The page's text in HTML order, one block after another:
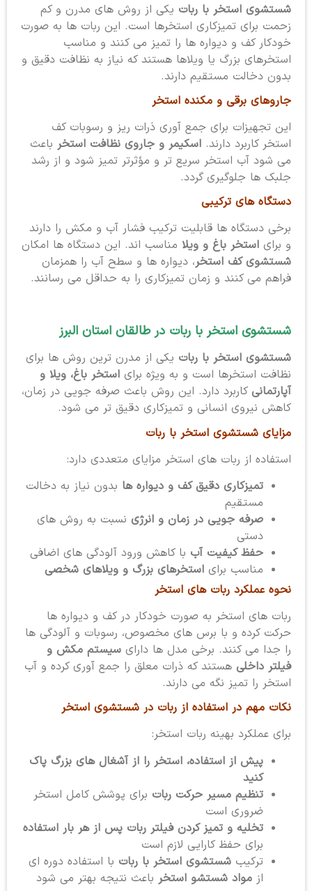
شستشوی استخر با رباتیکی از روش های مدرن و کم
زحمت برای تمیزکاری استخرها است. این ربات ها به صورت
خودکار کف و دیواره ها را تمیز می کنند و مناسب
استخرهای بزرگ یا ویلاها هستند که نیاز به نظافت دقیق و
بدون دخالت مستقیم دارند.
جاروهای برقی و مکنده استخر
این تجهیزات برای جمع آوری ذرات ریز و رسوبات کف
استخر کاربرد دارند. اسکیمر و جاروی نظافت استخرباعث
می شود آب استخر سریع تر و مؤثرتر تمیز شود و از رشد
جلبک ها جلوگیری گردد.
دستگاه های ترکیبی
برخی دستگاه ها قابلیت ترکیب فشار آب و مکش را دارند
و برای استخر باغ و ویلامناسب اند. این دستگاه ها امکان
شستشوی کف استخر، دیواره ها و سطح آب را همزمان
فراهم می کنند و زمان تمیزکاری را به حداقل می رسانند.
شستشوی استخر با ربات در طالقان استان البرز
شستشوی استخر با رباتیکی از مدرن ترین روش ها برای
نظافت استخرها است و به ویژه برای استخر باغ، ویلا و
آپارتمانیکاربرد دارد. این روش باعث صرفه جویی در زمان،
کاهش نیروی انسانی و تمیزکاری دقیق تر می شود.
مزایای شستشوی استخر با ربات
استفاده از ربات های استخر مزایای متعددی دارد:
تمیزکاری دقیق کف و دیواره هابدون نیاز به دخالت
مستقیم
صرفه جویی در زمان و انرژینسبت به روش های
دستی
حفظ کیفیت آببا کاهش ورود آلودگی های اضافی
مناسب برای استخرهای بزرگ و ویلاهای شخصی
نحوه عملکرد ربات های استخر
ربات های استخر به صورت خودکار در کف و دیواره ها
حرکت کرده و با برس های مخصوص، رسوبات و آلودگی ها
را جدا می کنند. برخی مدل ها دارای سیستم مکش و
فیلتر داخلیهستند که ذرات معلق را جمع آوری کرده و آب
استخر را تمیز نگه می دارند.
نکات مهم در استفاده از ربات در شستشوی استخر
برای عملکرد بهینه ربات استخر:
پیش از استفاده، استخر را از آشغال های بزرگ پاک
کنید
تنظیم مسیر حرکت رباتبرای پوشش کامل استخر
ضروری است
تخلیه و تمیز کردن فیلتر ربات پس از هر بار استفاده
برای حفظ کارایی لازم است
ترکیب شستشوی استخر با رباتبا استفاده دوره ای
از مواد شستشو استخرباعث نتیجه بهتر می شود